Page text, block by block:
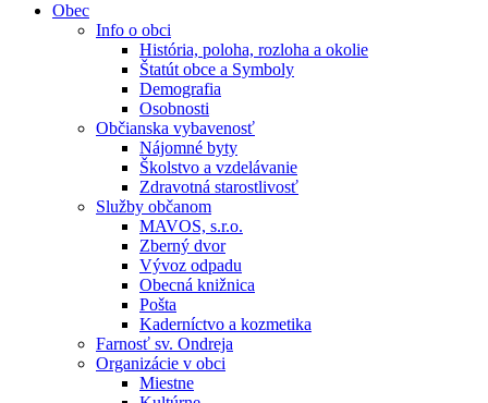
Obec
Info o obci
História, poloha, rozloha a okolie
Štatút obce a Symboly
Demografia
Osobnosti
Občianska vybavenosť
Nájomné byty
Školstvo a vzdelávanie
Zdravotná starostlivosť
Služby občanom
MAVOS, s.r.o.
Zberný dvor
Vývoz odpadu
Obecná knižnica
Pošta
Kaderníctvo a kozmetika
Farnosť sv. Ondreja
Organizácie v obci
Miestne